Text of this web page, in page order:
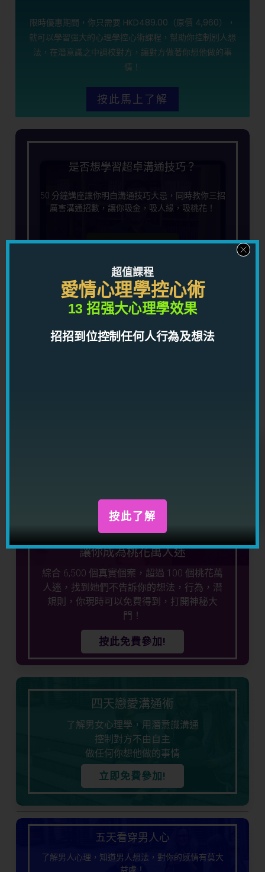
限時優惠期間，你只需要 HKD489.00（原價 4,960），
就可以學習强大的心理學控心術課程，幫助你控制別人想
法，在潛意識之中調校對方，讓對方做著你想他做的事
情！
按此馬上了解
是否想學習超卓溝通技巧？
50 分鐘講座讓你明白溝通技巧大忌，同時教你三招
厲害溝通招數，讓你吸金，吸人緣，吸桃花！
運氣一直不來嗎？
十七個重點
讓你成為桃花萬人迷
綜合 6,500 個真實個案，超過 100 個桃花萬
人迷，找到她們不告訴你的想法，行為，潛
規則，你現時可以免費得到，打開神秘大
門！
按此免費參加!
四天戀愛溝通術
了解男女心理學，用潛意識溝通
控制對方不由自主
做任何你想他做的事情
立即免費參加!
五天看穿男人心
了解男人心理，知道男人想法，對你的感情有莫大
益處！
超值課程
愛情心理學控心術
13 招强大心理學效果
招招到位控制任何人行為及想法
按此了解